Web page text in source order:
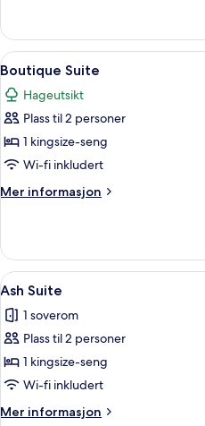
Suite
Åpne
alle
bildene
av
Boutique
Suite
10
Boutique Suite
Hageutsikt
Plass til 2 personer
1 kingsize-seng
Wi-fi inkludert
Mer informasjon
Mer
Suite
Åpne
alle
bildene
av
Ash
Suite
6
Ash Suite
1 soverom
Plass til 2 personer
1 kingsize-seng
Wi-fi inkludert
Mer informasjon
Mer